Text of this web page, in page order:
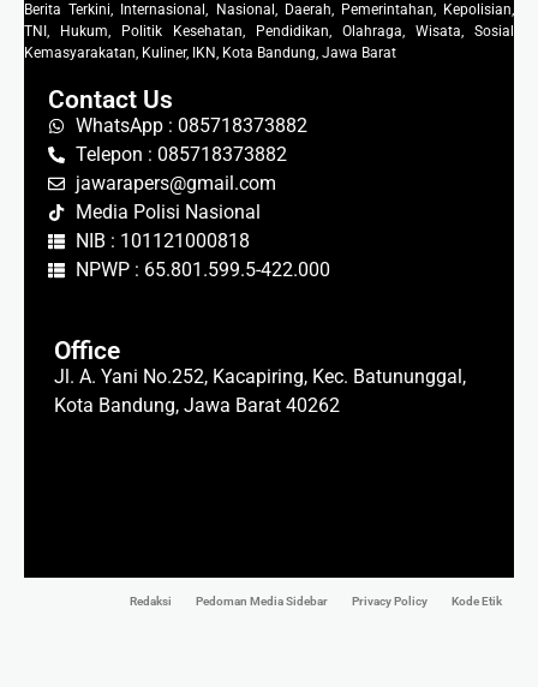
Berita Terkini, Internasional, Nasional, Daerah, Pemerintahan, Kepolisian,
TNI, Hukum, Politik Kesehatan, Pendidikan, Olahraga, Wisata, Sosial
Kemasyarakatan, Kuliner, IKN, Kota Bandung, Jawa Barat
Contact Us
WhatsApp : 085718373882
Telepon : 085718373882
jawarapers@gmail.com
Media Polisi Nasional
NIB : 101121000818
NPWP : 65.801.599.5-422.000
Office
Jl. A. Yani No.252, Kacapiring, Kec. Batununggal,
Kota Bandung, Jawa Barat 40262
Redaksi Pedoman Media Sidebar Privacy Policy Kode Etik